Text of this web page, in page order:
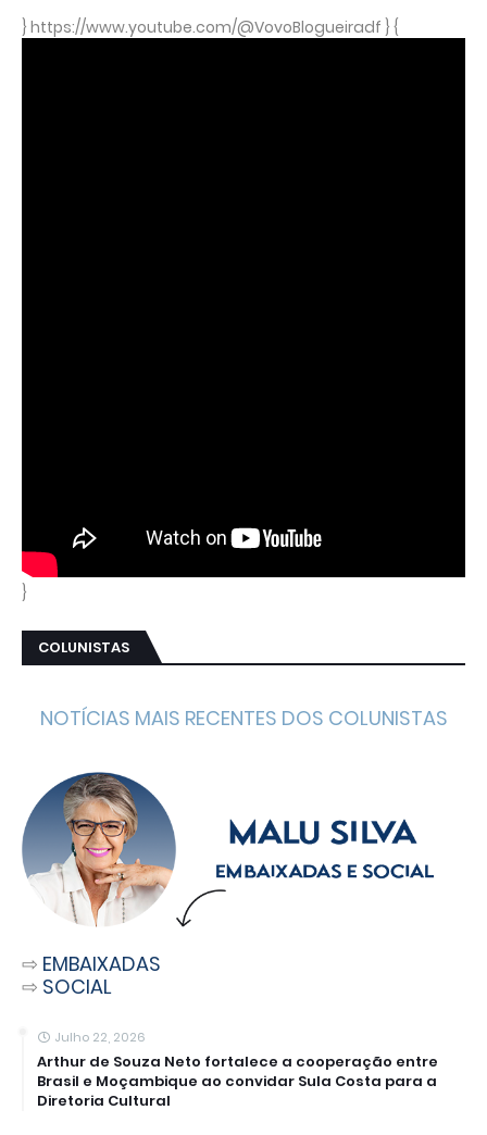
} https://www.youtube.com/@VovoBlogueiradf } {
}
COLUNISTAS
NOTÍCIAS MAIS RECENTES DOS COLUNISTAS
⇨ EMBAIXADAS
⇨ SOCIAL
Julho 22, 2026
Arthur de Souza Neto fortalece a cooperação entre
Brasil e Moçambique ao convidar Sula Costa para a
Diretoria Cultural